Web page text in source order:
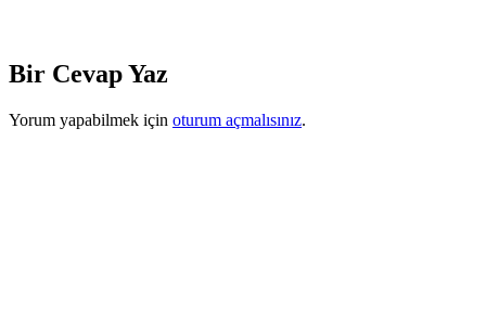
Bir Cevap Yaz
Yorum yapabilmek için oturum açmalısınız.